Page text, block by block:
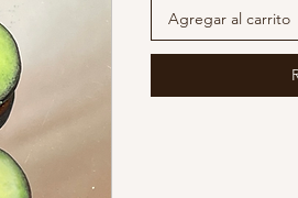
Agregar al carrito